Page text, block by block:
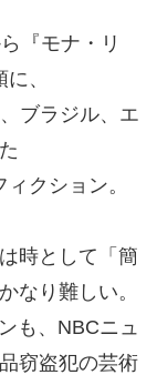
『モナ・リ
、
ブラジル、エ
クション。
時として「簡
なり難しい。
も、NBCニュ
窃盗犯の芸術